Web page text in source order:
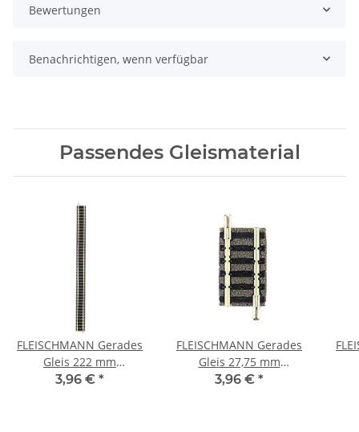
Bewertungen
Benachrichtigen, wenn verfügbar
Passendes Gleismaterial
FLEISCHMANN Gerades
Gleis 222 mm
Bettungsgleis 9100 Spur
3,96 € *
FLEISCHMANN Gerades
Gleis 27,75 mm
Bettungsgleis 9104 Spur
3,96 € *